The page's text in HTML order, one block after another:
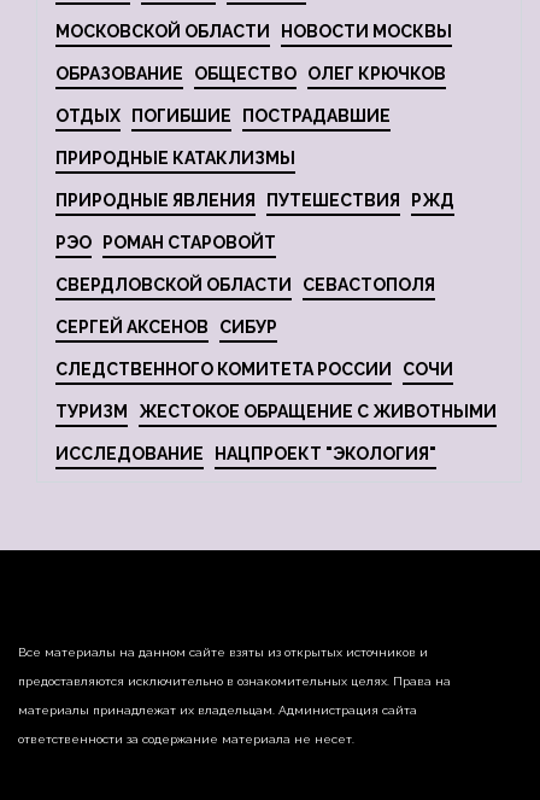
МОСКОВСКОЙ ОБЛАСТИ НОВОСТИ МОСКВЫ
ОБРАЗОВАНИЕ ОБЩЕСТВО ОЛЕГ КРЮЧКОВ
ОТДЫХ ПОГИБШИЕ ПОСТРАДАВШИЕ
ПРИРОДНЫЕ КАТАКЛИЗМЫ
ПРИРОДНЫЕ ЯВЛЕНИЯ ПУТЕШЕСТВИЯ РЖД
РЭО РОМАН СТАРОВОЙТ
СВЕРДЛОВСКОЙ ОБЛАСТИ СЕВАСТОПОЛЯ
СЕРГЕЙ АКСЕНОВ СИБУР
СЛЕДСТВЕННОГО КОМИТЕТА РОССИИ СОЧИ
ТУРИЗМ ЖЕСТОКОЕ ОБРАЩЕНИЕ С ЖИВОТНЫМИ
ИССЛЕДОВАНИЕ НАЦПРОЕКТ "ЭКОЛОГИЯ"
Все материалы на данном сайте взяты из открытых источников и
предоставляются исключительно в ознакомительных целях. Права на
материалы принадлежат их владельцам. Администрация сайта
ответственности за содержание материала не несет.